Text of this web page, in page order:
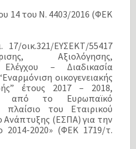
14 του Ν. 4403/2016 (ΦΕΚ
οικ.321/ΕΥΣΕΚΤ/55417
Αξιολόγησης,
– Διαδικασία
οικογενειακής
έτους 2017 – 2018,
από το Ευρωπαϊκό
του Εταιρικού
Ανάπτυξης (ΕΣΠΑ) για την
2014-2020» (ΦΕΚ 1719/τ.